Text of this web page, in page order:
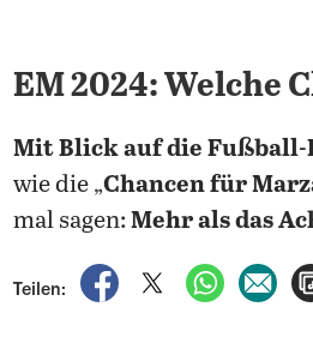
EM 2024: Welche
Mit Blick auf die Fußball-
wie die „Chancen für
mal sagen:Mehr als das
Teilen:
auf Facebook teilen
auf X teilen
per